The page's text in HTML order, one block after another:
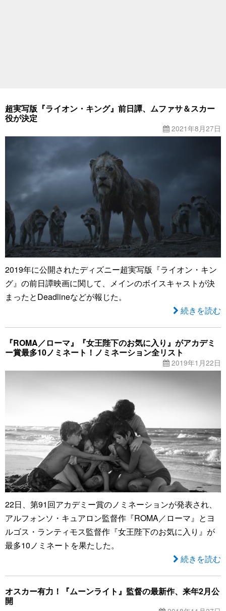
超実写版『ライオン・キング』前日譚、ムファサ＆スカー
役が決定
2021年8月27日
2019年に公開されたディズニー超実写版『ライオン・キン
グ』の前日譚映画に関して、メインのボイスキャストが決
まったとDeadlineなどが報じた。
続きを読む
『ROMA／ローマ』『女王陛下のお気に入り』がアカデミ
ー賞最多10ノミネート！ノミネーション全リスト
2019年1月22日
22日、第91回アカデミー賞のノミネーションが発表され、
アルフォンソ・キュアロン監督作『ROMA／ローマ』とヨ
ルゴス・ランティモス監督作『女王陛下のお気に入り』が
最多10ノミネートを果たした。
続きを読む
オスカー有力！『ムーンライト』監督の最新作、来年2月公
開